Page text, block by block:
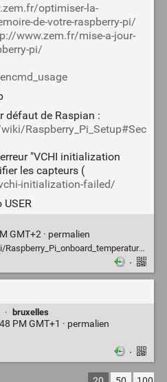
optimiser-la-
de-votre-raspberry-pi/
www.zem.fr/mise-a-jour-
pi/
défaut de Raspian :
Raspberry_Pi_Setup#Sec
"VCHI initialization
les capteurs (
initialization-failed/
GMT+2 · permalien
·
· bruxelles
PM GMT+1 · permalien
·